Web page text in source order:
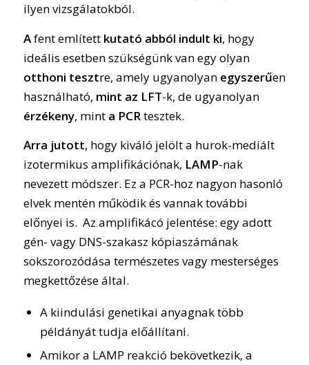
ilyen vizsgálatokból.
Afent említett kutató abból indult ki, hogy
ideális esetben szükségünk van egy olyan
otthoni tesztre, amely ugyanolyan egyszerűen
használható, mint az LFT-k, de ugyanolyan
érzékeny, mint a PCRtesztek.
Arra jutott, hogy kiváló jelölt a hurok-mediált
izotermikus amplifikációnak, LAMP-nak
nevezett módszer. Ez a PCR-hoz nagyon hasonló
elvek mentén működik és vannak további
előnyei is. Az amplifikácó jelentése: egy adott
gén- vagy DNS-szakasz kópiaszámának
sokszorozódása természetes vagy mesterséges
megkettőzése által.
A kiindulási genetikai anyagnak több
példányát tudja előállítani.
Amikor a LAMP reakció bekövetkezik, a